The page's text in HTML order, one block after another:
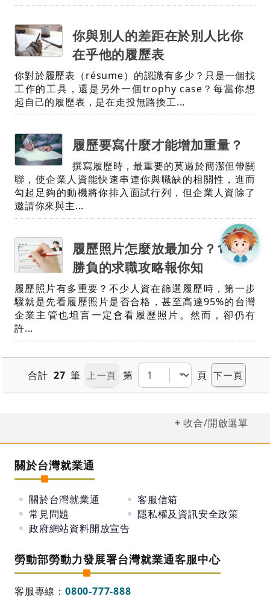
你與別人的差距在於別人比你
在乎他的履歷表
你對於履歷表（résume）的認識有多少？只是一個找
工作的工具，還是另外一個trophy case？每當你想
起自己的履歷表，是在走投無路換工...
履歷要寫什麼才能增加重量？
撰寫履歷時，最重要的莫過於簡潔但帶關
聯，使企業人資能快速串連你與職缺的相關性，進而
勾起足夠的動機將你排入面試行列，但企業人資除了
邀請你來與主...
履歷照片怎麼放最加分？1秒決
勝負的求職攻略報你知
履歷照片有多重要？不少人資在篩選履歷時，第一步
驟就是先看履歷照片是否合格，甚至高達95%的台灣
企業主管也坦言一定會看履歷照片。然而，卻仍有
許...
合計 27 筆 第 頁
收合/開啟選單
關於台灣就業通
關於台灣就業通
客服信箱
常見問題
隱私權及資訊安全政策
政府網站資料開放宣告
勞動部勞動力發展署台灣就業通客服中心
客服專線： 0800-777-888